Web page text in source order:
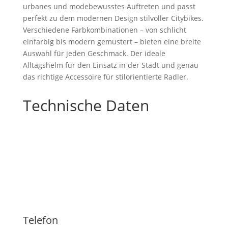
urbanes und modebewusstes Auftreten und passt
perfekt zu dem modernen Design stilvoller Citybikes.
Verschiedene Farbkombinationen – von schlicht
einfarbig bis modern gemustert – bieten eine breite
Auswahl für jeden Geschmack. Der ideale
Alltagshelm für den Einsatz in der Stadt und genau
das richtige Accessoire für stilorientierte Radler.
Technische Daten
Telefon